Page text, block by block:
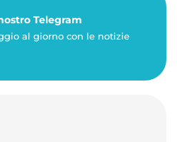
Telegram
al giorno con le notizie